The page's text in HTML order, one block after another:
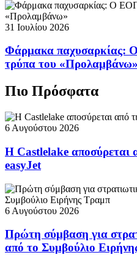
31 Ιουλίου 2026
Φάρμακα παχυσαρκίας:
τρύπα του «Προλαμβάνω»
Πιο Πρόσφατα
6 Αυγούστου 2026
Η Castlelake αποσύρεται
easyJet
6 Αυγούστου 2026
Πρώτη σύμβαση για
από το Συμβούλιο